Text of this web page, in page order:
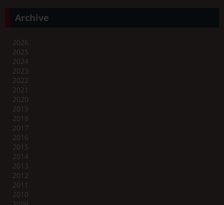
Archive
2026
2025
2024
2023
2022
2021
2020
2019
2018
2017
2016
2015
2014
2013
2012
2011
2010